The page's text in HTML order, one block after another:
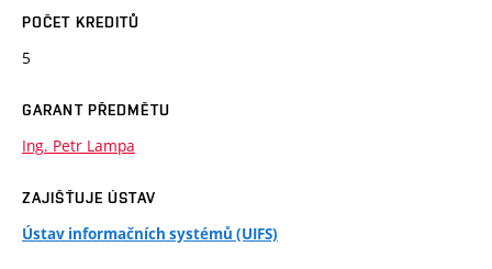
POČET KREDITŮ
5
GARANT PŘEDMĚTU
Ing. Petr Lampa
ZAJIŠŤUJE ÚSTAV
Ústav informačních systémů (UIFS)